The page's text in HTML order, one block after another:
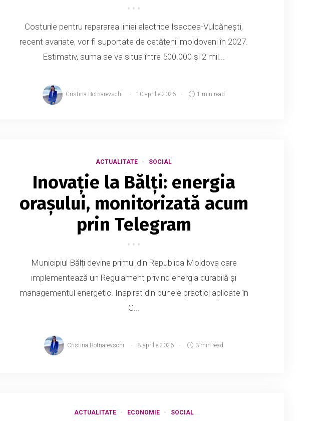
Costurile pentru repararea liniei electrice Isaccea-Vulcănești,
recent avariate, vor fi suportate de cetățenii moldoveni în 2027.
Estimativ, suma se va situa între 500.000 și 2 mil...
Cristina Botnarevschi 10 aprilie 2026 1 min read
ACTUALITATE SOCIAL
Inovație la Bălți: energia
orașului, monitorizată acum
prin Telegram
Municipiul Bălți devine primul din Republica Moldova care
implementează un Regulament privind energia durabilă și
managementul energetic. Inspirat din bunele practici aplicate în
G...
Cristina Botnarevschi 8 aprilie 2026 3 min read
ACTUALITATE ECONOMIE SOCIAL